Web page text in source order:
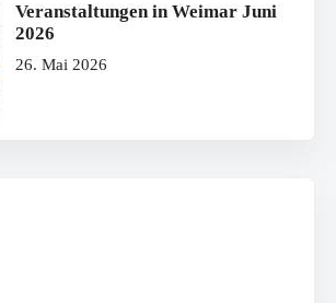
Veranstaltungen in Weimar Juni
2026
26. Mai 2026